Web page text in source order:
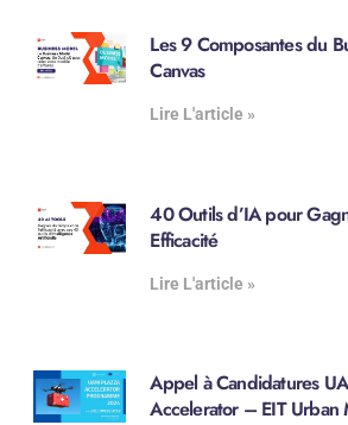
Les 9 Composantes du
Canvas
Lire L'article »
40 Outils d’IA pour
Efficacité
Lire L'article »
Appel à Candidatures
Accelerator – EIT Urban